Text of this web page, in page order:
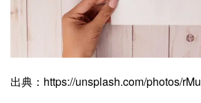
Books&Apps（https://
まに寄稿しています。
プログラム参加中。 執筆な
い。
出典：https://unsplash.com/photos/